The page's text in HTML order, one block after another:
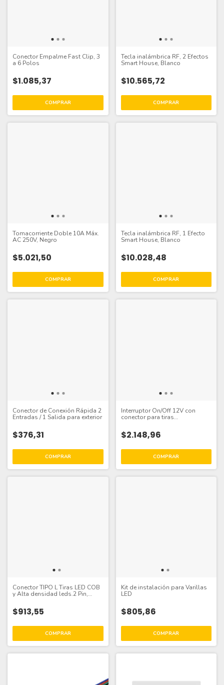
Conector Empalme Fast Clip, 3
a 6 Polos
$1.085,37
Tecla inalámbrica RF, 2 Efectos
Smart House, Blanco
$10.565,72
Tomacorriente Doble 10A Máx.
AC 250V, Negro
$5.021,50
Tecla inalámbrica RF, 1 Efecto
Smart House, Blanco
$10.028,48
Conector de Conexión Rápida 2
Entradas / 1 Salida para exterior
$376,31
Interruptor On/Off 12V con
conector para tiras
$2.148,96
Conector TIPO L Tiras LED COB
y Alta densidad leds.2 Pin,
$913,55
Kit de instalación para Varillas
LED
$805,86